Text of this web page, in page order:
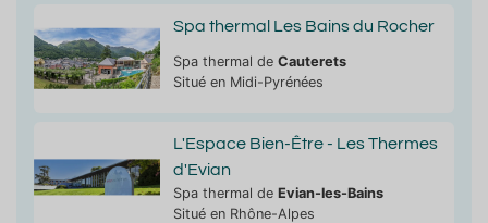
Spa thermal Les Bains du Rocher
Spa thermal de Cauterets
Situé en Midi-Pyrénées
L'Espace Bien-Être - Les Thermes
d'Evian
Spa thermal de Evian-les-Bains
Situé en Rhône-Alpes